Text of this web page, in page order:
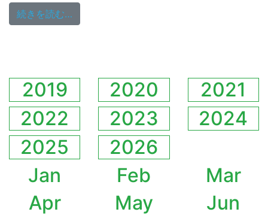
続きを読む…
2019 2020
2021
2022
2023
2024
2025
2026
Jan
Feb
Mar
Apr
May
Jun